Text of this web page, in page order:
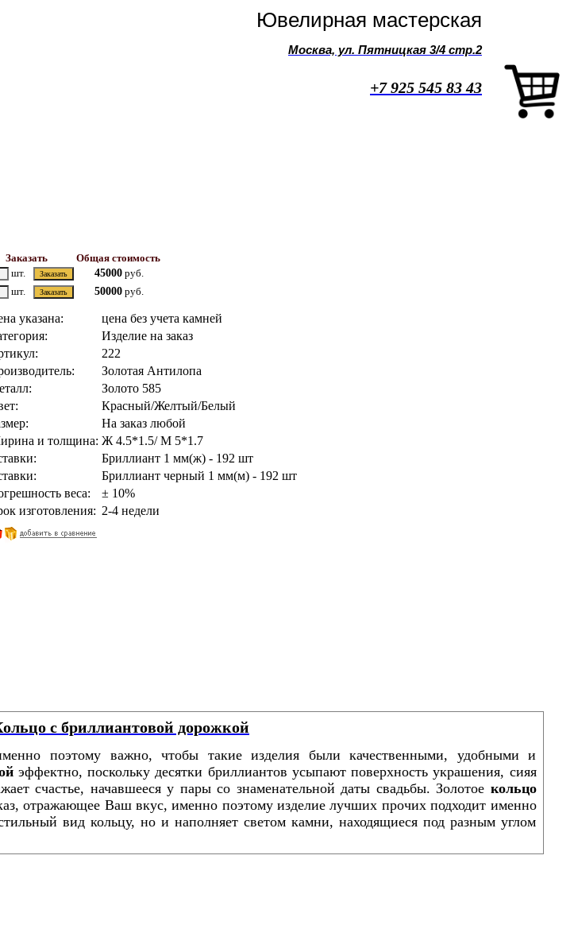
Ювелирная мастерская
Москва, ул. Пятницкая 3/4 стр.2
+7 925 545 83 43
Заказать
Общая стоимость
шт. 45000 руб.
шт. 50000 руб.
указана:
цена без учета камней
Изделие на заказ
222
Золотая Антилопа
Золото 585
Красный/Желтый/Белый
На заказ любой
и толщина: Ж 4.5*1.5/ М 5*1.7
Бриллиант 1 мм(ж) - 192 шт
Бриллиант черный 1 мм(м) - 192 шт
веса:
± 10%
изготовления: 2-4 недели
с бриллиантовой дорожкой
поэтому важно, чтобы такие изделия были качественными, удобными и
эффектно, поскольку десятки бриллиантов усыпают поверхность украшения, сияя
счастье, начавшееся у пары со знаменательной даты свадьбы. Золотое кольцо
отражающее Ваш вкус, именно поэтому изделие лучших прочих подходит именно
вид кольцу, но и наполняет светом камни, находящиеся под разным углом